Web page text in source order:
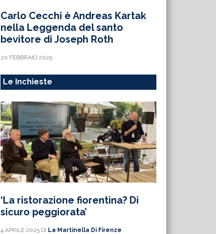
Carlo Cecchi è Andreas Kartak
nella Leggenda del santo
bevitore di Joseph Roth
20 FEBBRAIO 2025
Le Inchieste
‘La ristorazione fiorentina? Di
sicuro peggiorata’
4 APRILE 2025 DI La Martinella Di Firenze